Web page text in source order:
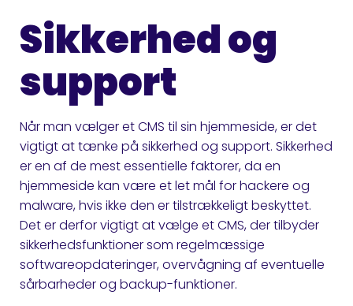
Sikkerhed og
support
Når man vælger et CMS til sin hjemmeside, er det
vigtigt at tænke på sikkerhed og support. Sikkerhed
er en af de mest essentielle faktorer, da en
hjemmeside kan være et let mål for hackere og
malware, hvis ikke den er tilstrækkeligt beskyttet.
Det er derfor vigtigt at vælge et CMS, der tilbyder
sikkerhedsfunktioner som regelmæssige
softwareopdateringer, overvågning af eventuelle
sårbarheder og backup-funktioner.